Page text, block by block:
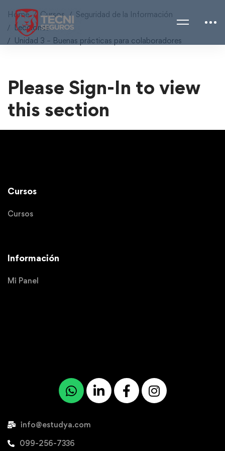
Home Cursos
Seguridad de la Información
Lecciones
Unidad 3 – Buenas prácticas para colaboradores
Please Sign-In to view
this section
Cursos
Cursos
Información
Mi Panel
info@estudya.com
099-256-7336